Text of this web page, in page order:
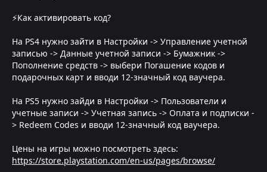
⚡Как активировать код?
На PS4 нужно зайти в Настройки -> Управление учетной
записью -> Данные учетной записи -> Бумажник ->
Пополнение средств -> выбери Погашение кодов и
подарочных карт и вводи 12-значный код ваучера.
На PS5 нужно зайди в Настройки -> Пользователи и
учетные записи -> Учетная запись -> Оплата и подписки -
> Redeem Codes и вводи 12-значный код ваучера.
Цены на игры можно посмотреть здесь:
https://store.playstation.com/en-us/pages/browse/